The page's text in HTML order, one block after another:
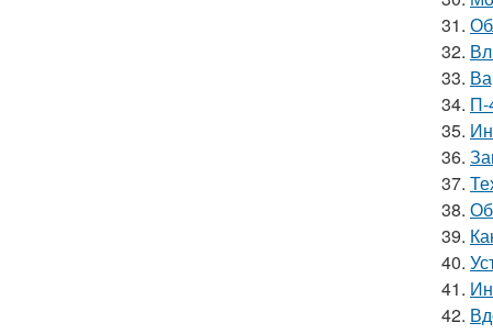
31.
32.
33.
34. П-
35.
36.
37.
38.
39.
40.
41.
42.